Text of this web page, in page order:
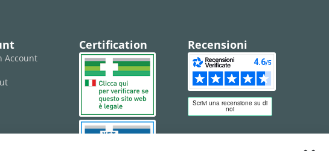
Account
Certification Recensioni